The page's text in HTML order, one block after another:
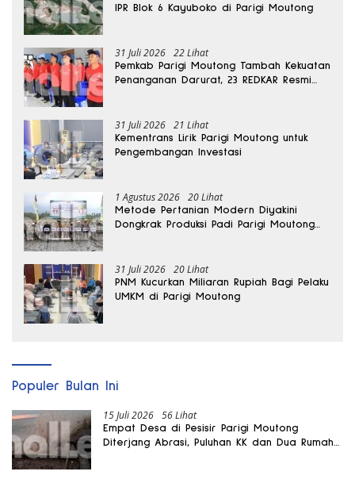
IPR Blok 6 Kayuboko di Parigi Moutong
31 Juli 2026 22 Lihat
Pemkab Parigi Moutong Tambah Kekuatan
Penanganan Darurat, 23 REDKAR Resmi
31 Juli 2026 21 Lihat
Kementrans Lirik Parigi Moutong untuk
Pengembangan Investasi
1 Agustus 2026 20 Lihat
Metode Pertanian Modern Diyakini
Dongkrak Produksi Padi Parigi Moutong
31 Juli 2026 20 Lihat
PNM Kucurkan Miliaran Rupiah Bagi Pelaku
UMKM di Parigi Moutong
Populer Bulan Ini
15 Juli 2026 56 Lihat
Empat Desa di Pesisir Parigi Moutong
Diterjang Abrasi, Puluhan KK dan Dua Rumah